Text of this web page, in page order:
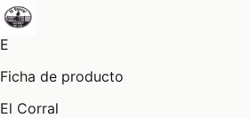
E
Ficha de producto
El Corral